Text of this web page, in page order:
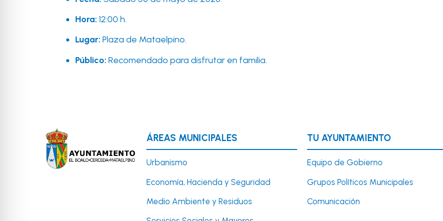
Hora: 12:00 h.
Lugar: Plaza de Mataelpino.
Público: Recomendado para disfrutar en familia.
ÁREAS MUNICIPALES
Urbanismo
Economía, Hacienda y Seguridad
Medio Ambiente y Residuos
TU AYUNTAMIENTO
Equipo de Gobierno
Grupos Políticos Municipales
Comunicación